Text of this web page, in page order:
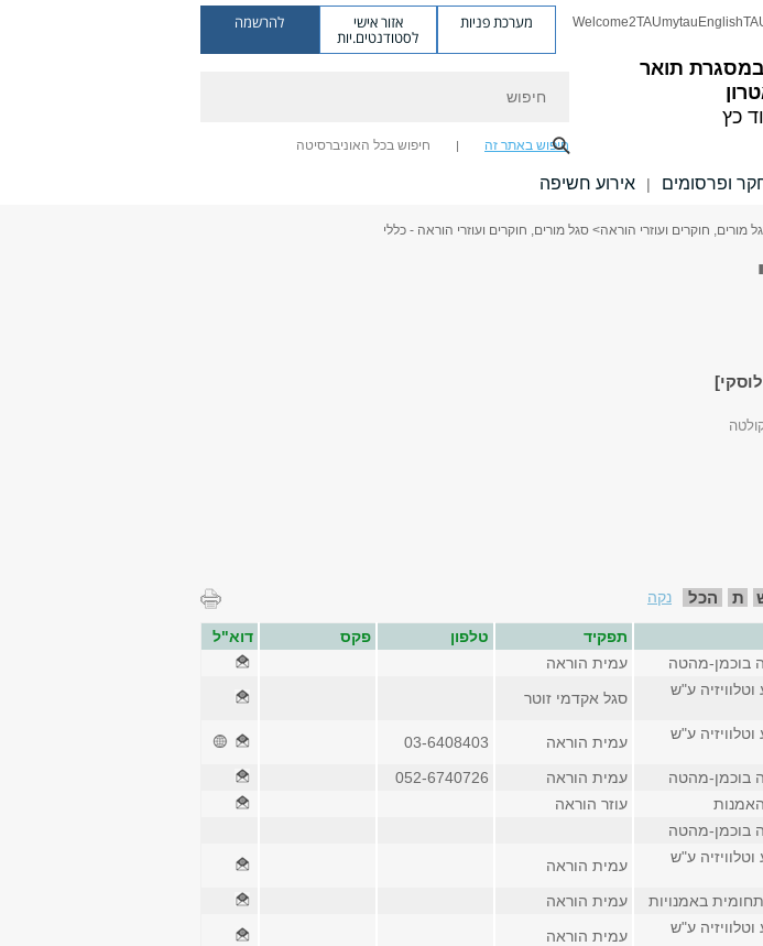
במסגרת תואר
כץ
English
mytau
Welcome2TAU מערכת פניות אזור אישי
לסטודנטים.יות
להרשמה
חיפוש באתר זה חיפוש בכל האוניברסיטה
ופרסומים | אירוע חשיפה
מורים, חוקרים ועוזרי הוראה> סגל מורים, חוקרים ועוזרי הוראה - כללי
ת הכל נקה
תפקיד טלפון פקס
דוא"ל
בוכמן-מהטה
עמית הוראה
וטלוויזיה ע"ש
סגל אקדמי זוטר
וטלוויזיה ע"ש
עמית הוראה
03-6408403
בוכמן-מהטה עמית הוראה
052-6740726
עוזר הוראה
בוכמן-מהטה
וטלוויזיה ע"ש
עמית הוראה
באמנויות
עמית הוראה
וטלוויזיה ע"ש
עמית הוראה